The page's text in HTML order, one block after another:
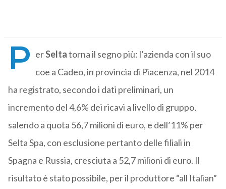
P erSeltatorna il segno più: l’azienda con il suo
coe a Cadeo, in provincia di Piacenza, nel 2014
ha registrato, secondo i dati preliminari, un
incremento del 4,6% dei ricavi a livello di gruppo,
salendo a quota 56,7 milioni di euro, e dell’11% per
Selta Spa, con esclusione pertanto delle filiali in
Spagna e Russia, cresciuta a 52,7 milioni di euro. Il
risultato è stato possibile, per il produttore “all Italian”